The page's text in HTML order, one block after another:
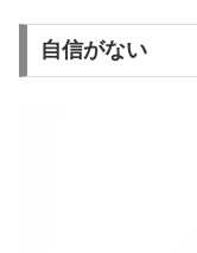
自信がない